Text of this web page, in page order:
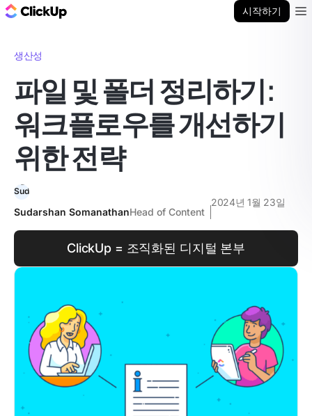
시작하기
생산성
파일 및 폴더 정리하기:
워크플로우를 개선하기
위한 전략
Sudarshan SomanathanHead of Content
2024년 1월 23일
ClickUp = 조직화된 디지털 본부